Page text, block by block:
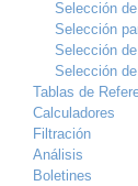
Selección
Selección
Selección
Selección
Tablas de
Calculadores
Filtración
Análisis
Boletines